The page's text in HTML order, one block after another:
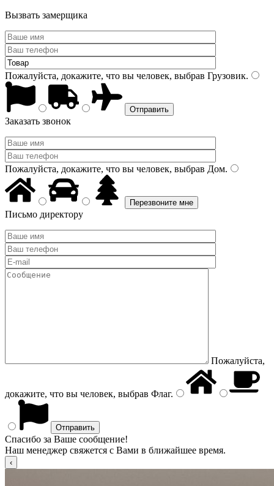
Вызвать замерщика
Пожалуйста, докажите, что вы человек, выбрав Грузовик.
Заказать звонок
Пожалуйста, докажите, что вы человек, выбрав Дом.
Письмо директору
Пожалуйста,
докажите, что вы человек, выбрав Флаг.
Спасибо за Ваше сообщение!
Наш менеджер свяжется с Вами в ближайшее время.